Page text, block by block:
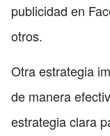
publicidad en
otros.
Otra estrategia
de manera
estrategia clara